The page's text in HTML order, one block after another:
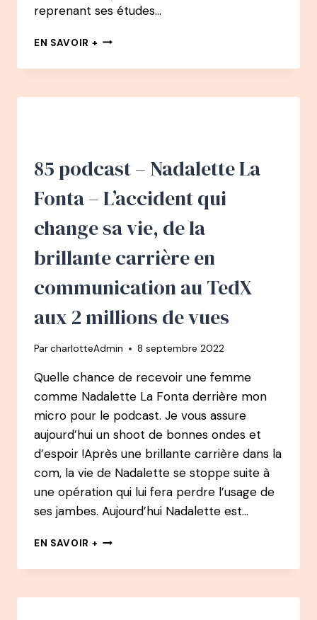
reprenant ses études…
EN SAVOIR + 90
–
MILLA
OUT,
D’ENTREPRENEUSE
À
SONOTHÉRAPIE
85 podcast – Nadalette La
Fonta – L’accident qui
change sa vie, de la
brillante carrière en
communication au TedX
aux 2 millions de vues
ParcharlotteAdmin 8 septembre 2022
Quelle chance de recevoir une femme
comme Nadalette La Fonta derrière mon
micro pour le podcast. Je vous assure
aujourd’hui un shoot de bonnes ondes et
d’espoir !Après une brillante carrière dans la
com, la vie de Nadalette se stoppe suite à
une opération qui lui fera perdre l’usage de
ses jambes. Aujourd’hui Nadalette est…
EN SAVOIR + 85
–
LA